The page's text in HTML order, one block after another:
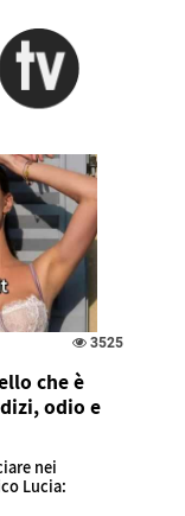
3525
che è
odio e
nei
Lucia: